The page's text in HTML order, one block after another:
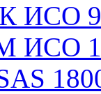
ИСО
ИСО